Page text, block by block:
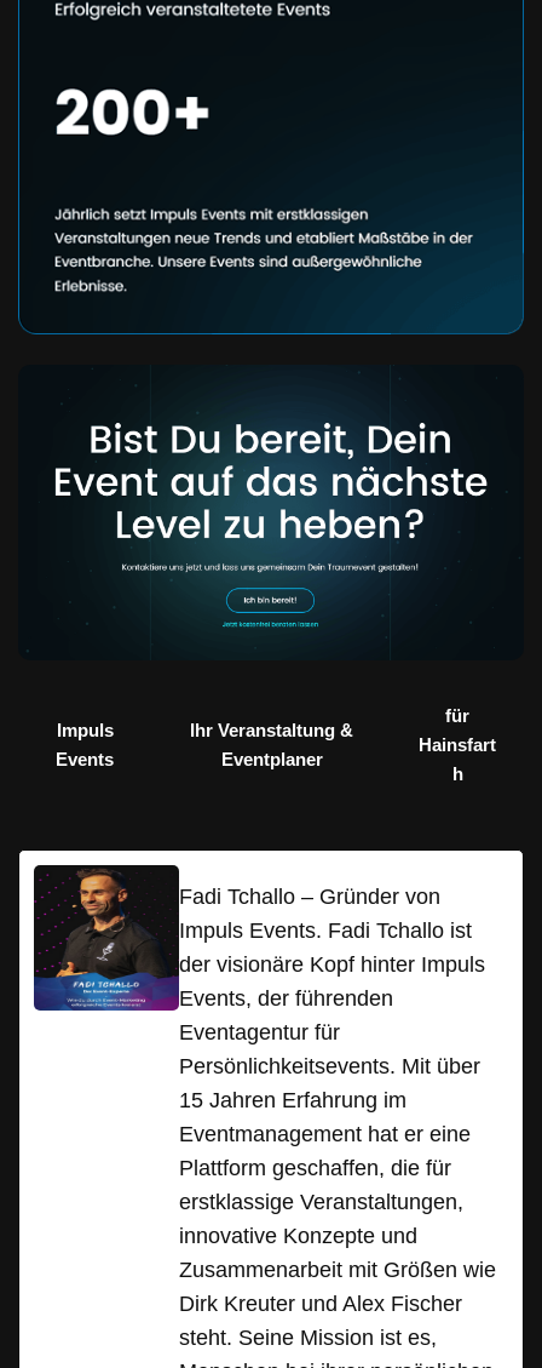
Impuls
Events
Ihr Veranstaltung &
Eventplaner
für
Hainsfart
h
Fadi Tchallo – Gründer von
Impuls Events. Fadi Tchallo ist
der visionäre Kopf hinter Impuls
Events, der führenden
Eventagentur für
Persönlichkeitsevents. Mit über
15 Jahren Erfahrung im
Eventmanagement hat er eine
Plattform geschaffen, die für
erstklassige Veranstaltungen,
innovative Konzepte und
Zusammenarbeit mit Größen wie
Dirk Kreuter und Alex Fischer
steht. Seine Mission ist es,